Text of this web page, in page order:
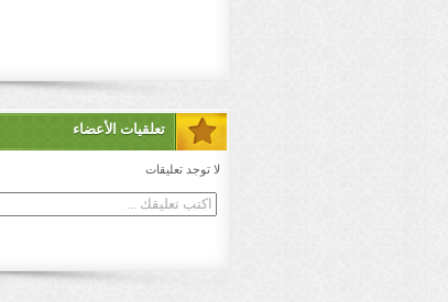
تعلقيات الأعضاء
لا توجد تعليقات